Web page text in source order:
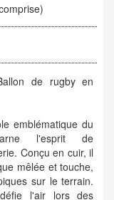
de rugby en
emblématique du
l'esprit de
Conçu en cuir, il
mêlée et touche,
sur le terrain.
l'air lors des